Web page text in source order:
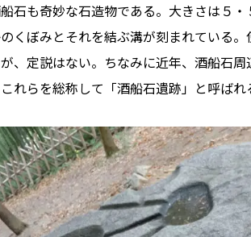
石も奇妙な石造物である。大きさは５
くぼみとそれを結ぶ溝が刻まれている
、定説はない。ちなみに近年、酒船石
れらを総称して「酒船石遺跡」と呼ばれ